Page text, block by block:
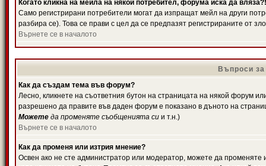
Когато кликна на мейла на някой потребител, форума иска да вляза?!
Само регистрирани потребители могат да изпращат мейл на други
разбира се). Това се прави с цел да се предпазят регистрираните от
Върнете се в началото
Въпроси
Как да създам тема във форум?
Лесно, кликнете на съответния бутон на страницата на някой форум
разрешено да правите във даден форум е показано в дъното на
Можете да променяте съобщенията си и т.н.)
Върнете се в началото
Как да променя или изтрия мнение?
Освен ако не сте администратор или модератор, можете да